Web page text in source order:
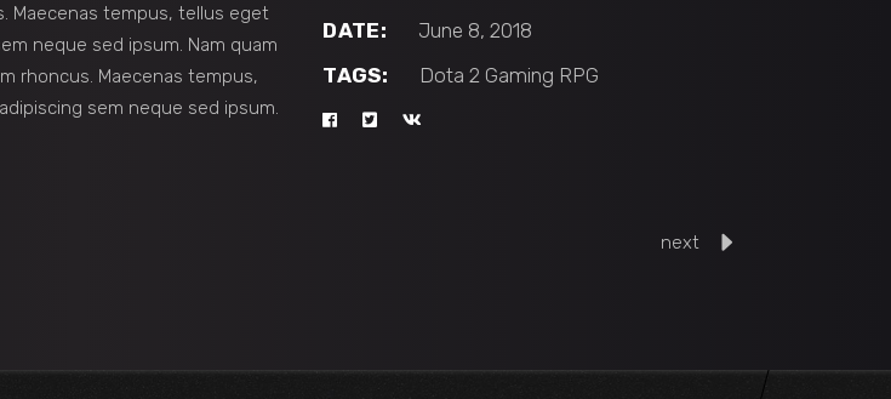
Maecenas tempus, tellus eget
neque sed ipsum. Nam quam
rhoncus. Maecenas tempus,
sem neque sed ipsum.
DATE:
June 8, 2018
TAGS:
Dota 2 Gaming RPG
next